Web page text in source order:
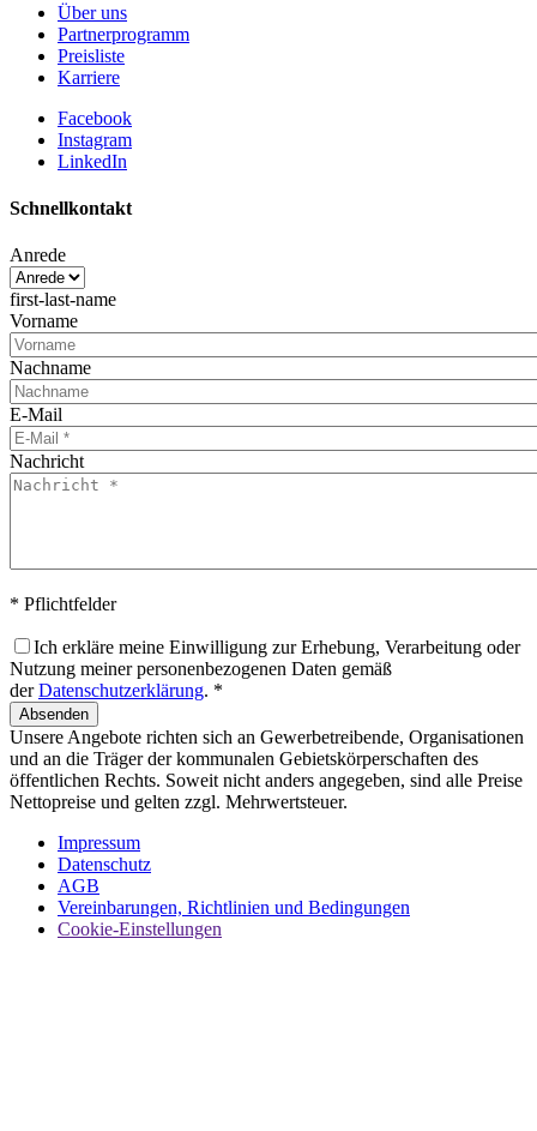
Über uns
Partnerprogramm
Preisliste
Karriere
Facebook
Instagram
LinkedIn
Schnellkontakt
Anrede
first-last-name
Vorname
Nachname
E-Mail
Nachricht
* Pflichtfelder
Ich erkläre meine Einwilligung zur Erhebung, Verarbeitung oder
Nutzung meiner personenbezogenen Daten gemäß
derDatenschutzerklärung. *
Absenden
Unsere Angebote richten sich an Gewerbetreibende, Organisationen
und an die Träger der kommunalen Gebietskörperschaften des
öffentlichen Rechts. Soweit nicht anders angegeben, sind alle Preise
Nettopreise und gelten zzgl. Mehrwertsteuer.
Impressum
Datenschutz
AGB
Vereinbarungen, Richtlinien und Bedingungen
Cookie-Einstellungen